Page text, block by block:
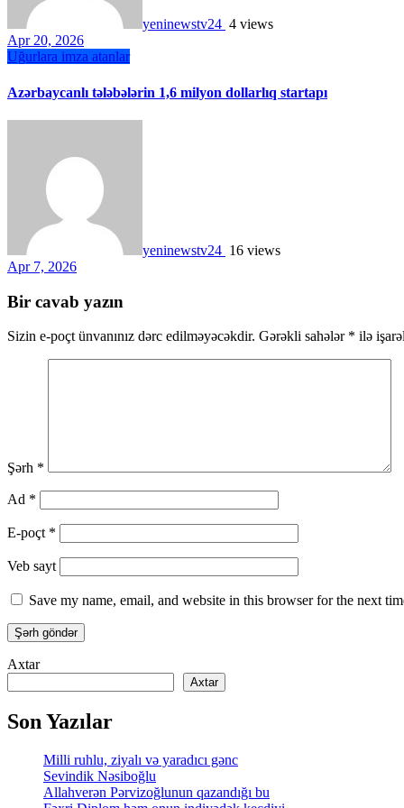
yeninewstv24 4 views
Apr 20, 2026
Uğurlara imza atanlar
Azərbaycanlı tələbələrin 1,6 milyon dollarlıq startapı
yeninewstv24 16 views
Apr 7, 2026
Bir cavab yazın
Sizin e-poçt ünvanınız dərc edilməyəcəkdir. Gərəkli sahələr * ilə
Şərh *
Ad *
E-poçt *
Veb sayt
Save my name, email, and website in this browser for the next
Axtar
Axtar
Son Yazılar
Milli ruhlu, ziyalı və yaradıcı gənc
Sevindik Nəsiboğlu
Allahverən Pərvizoğlunun qazandığı bu